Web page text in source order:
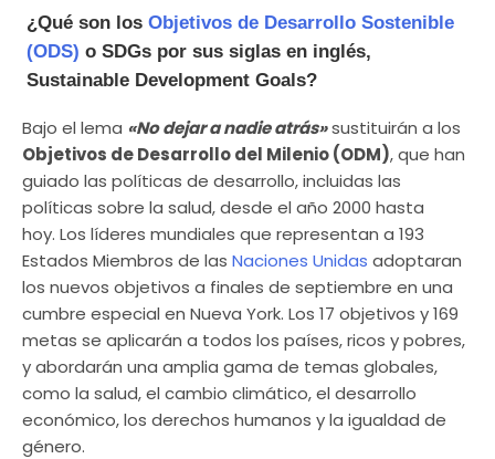
¿Qué son los Objetivos de Desarrollo Sostenible
(ODS) o SDGs por sus siglas en inglés,
Sustainable Development Goals?
Bajo el lema «No dejar a nadie atrás»sustituirán a los
Objetivos de Desarrollo del Milenio (ODM), que han
guiado las políticas de desarrollo, incluidas las
políticas sobre la salud, desde el año 2000 hasta
hoy. Los líderes mundiales que representan a 193
Estados Miembros de las Naciones Unidas adoptaran
los nuevos objetivos a finales de septiembre en una
cumbre especial en Nueva York. Los 17 objetivos y 169
metas se aplicarán a todos los países, ricos y pobres,
y abordarán una amplia gama de temas globales,
como la salud, el cambio climático, el desarrollo
económico, los derechos humanos y la igualdad de
género.